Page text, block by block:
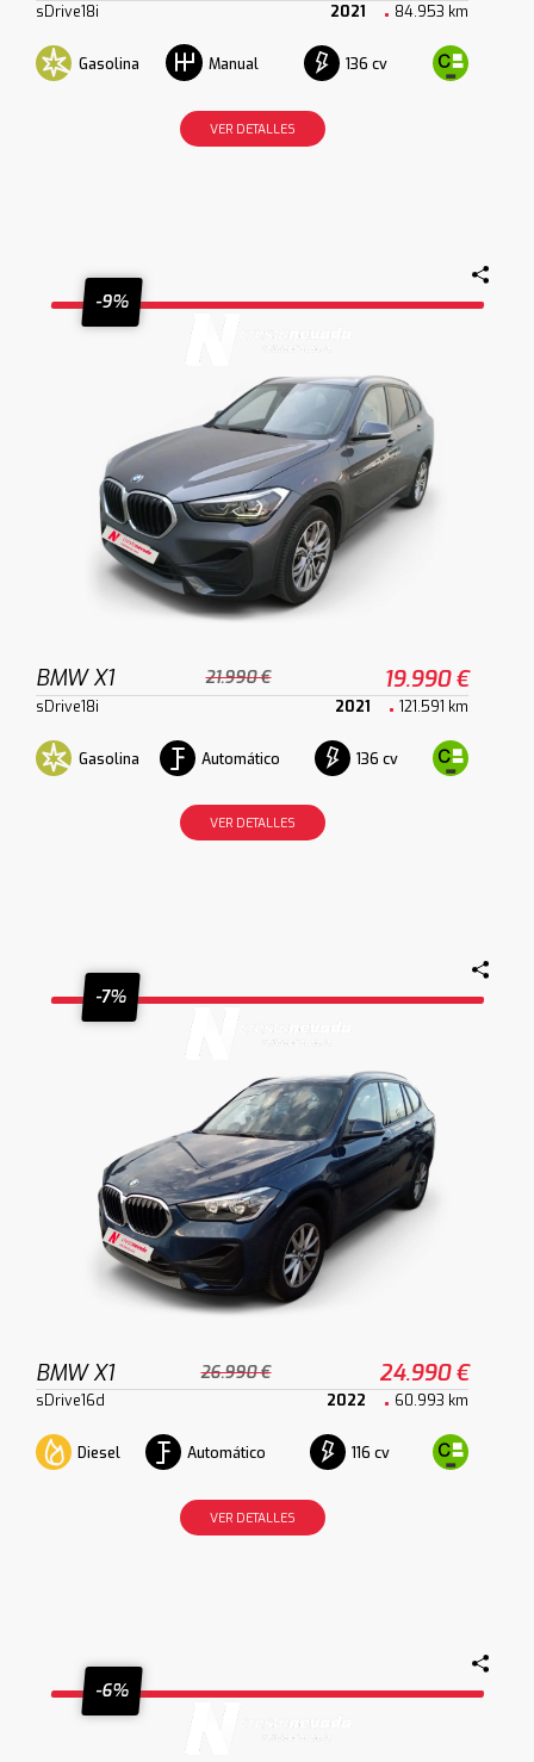
sDrive18i 2021 84.953 km
Gasolina Manual 136 cv
VER DETALLES
-9%
BMW X1 21.990 € 19.990 €
sDrive18i 2021 121.591 km
Gasolina Automático 136 cv
VER DETALLES
-7%
BMW X1 26.990 € 24.990 €
sDrive16d 2022 60.993 km
Diesel Automático 116 cv
VER DETALLES
-6%